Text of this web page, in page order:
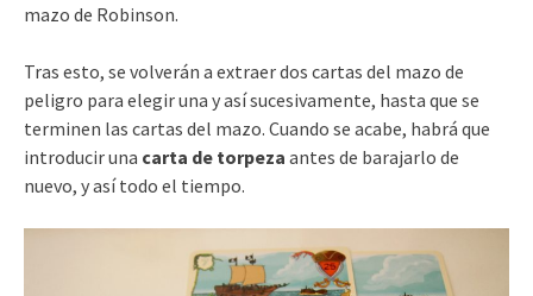
mazo de Robinson.
Tras esto, se volverán a extraer dos cartas del mazo de
peligro para elegir una y así sucesivamente, hasta que se
terminen las cartas del mazo. Cuando se acabe, habrá que
introducir una carta de torpeza antes de barajarlo de
nuevo, y así todo el tiempo.